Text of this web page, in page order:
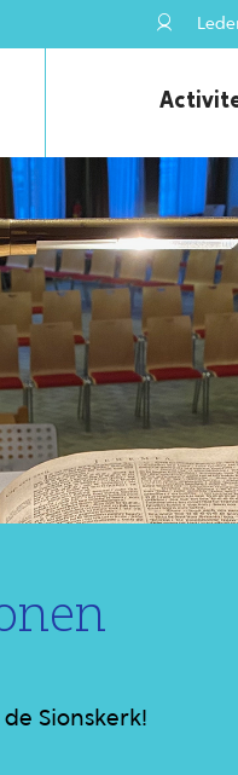
Sionskerk!